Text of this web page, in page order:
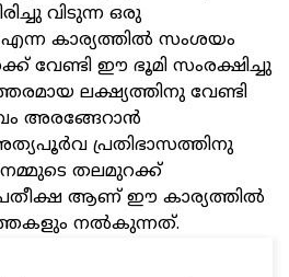
വിടുന്ന ഒരു
എന്ന കാര്യത്തിൽ സംശയം
വേണ്ടി ഈ ഭൂമി സംരക്ഷിച്ചു
ലക്ഷ്യത്തിനു വേണ്ടി
അരങ്ങേറാന്‍
പ്രതിഭാസത്തിനു
തലമുറക്ക്
പ്രതീക്ഷ ആണ് ഈ കാര്യത്തിൽ
നൽകുന്നത്.